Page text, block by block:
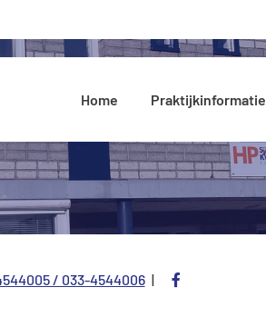
Home
Praktijkinformatie
/ 033-4544006